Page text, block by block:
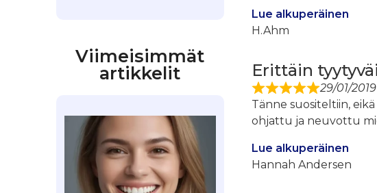
Viimeisimmät
artikkelit
Lue alkuperäinen
H.Ahm
Erittäin
29/01/2019
Tänne suositeltiin,
ohjattu ja neuvottu
Lue alkuperäinen
Hannah Andersen